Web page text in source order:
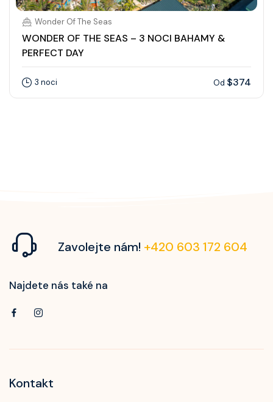
Wonder Of The Seas
WONDER OF THE SEAS – 3 NOCI BAHAMY &
PERFECT DAY
3 noci Od $374
Zavolejte nám! +420 603 172 604
Najdete nás také na
Kontakt